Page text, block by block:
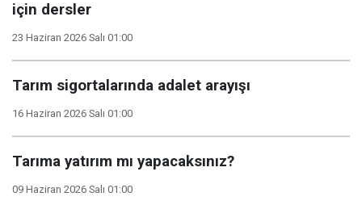
için dersler
23 Haziran 2026 Salı 01:00
Tarım sigortalarında adalet arayışı
16 Haziran 2026 Salı 01:00
Tarıma yatırım mı yapacaksınız?
09 Haziran 2026 Salı 01:00